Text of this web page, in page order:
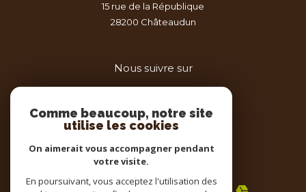
15 rue de la République
28200
châteaudun
Nous suivre sur
Adhérents
Comme beaucoup, notre site
utilise les cookies
On aimerait vous accompagner pendant
votre visite.
En poursuivant, vous acceptez l'utilisation des